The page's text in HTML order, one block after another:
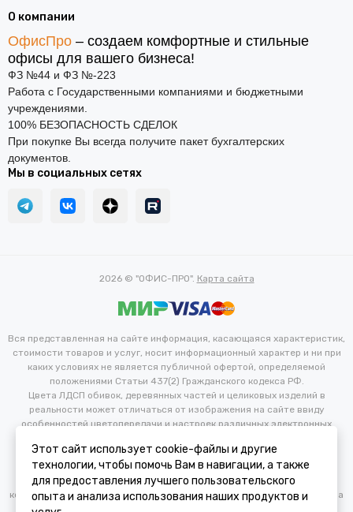
О компании
ОфисПро – создаем комфортные и стильные
офисы для вашего бизнеса!
ФЗ №44 и ФЗ №-223
Работа с Государственными компаниями и бюджетными
учреждениями.
100% БЕЗОПАСНОСТЬ СДЕЛОК
При покупке Вы всегда получите пакет бухгалтерских
документов.
Мы в социальных сетях
2026 © "ОФИС-ПРО". Карта сайта
Вся представленная на сайте информация, касающаяся характеристик,
стоимости товаров и услуг, носит информационный характер и ни при
каких условиях не является публичной офертой, определяемой
положениями Статьи 437(2) Гражданского кодекса РФ.
Цвета ЛДСП обивок, деревянных частей и целиковых изделий в
реальности может отличаться от изображения на сайте ввиду
особенностей цветопередачи и настроек различных электронных
изменения в технические и иные характеристики изделий для
улучшения их эксплуатационных и технических параметров без
предварительного уведомления потребителя. Изменение
конфигурации продукта не является основанием для возврата/обмена
Этот сайт использует cookie-файлы и другие
технологии, чтобы помочь Вам в навигации, а также
для предоставления лучшего пользовательского
опыта и анализа использования наших продуктов и